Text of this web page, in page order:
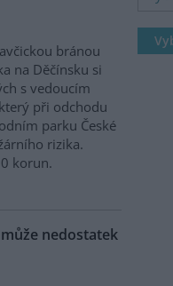
bránou
na Děčínsku si
s vedoucím
při odchodu
parku České
rizika.
korun.
nedostatek